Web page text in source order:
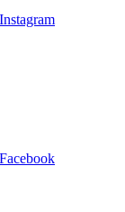
Instagram
Facebook